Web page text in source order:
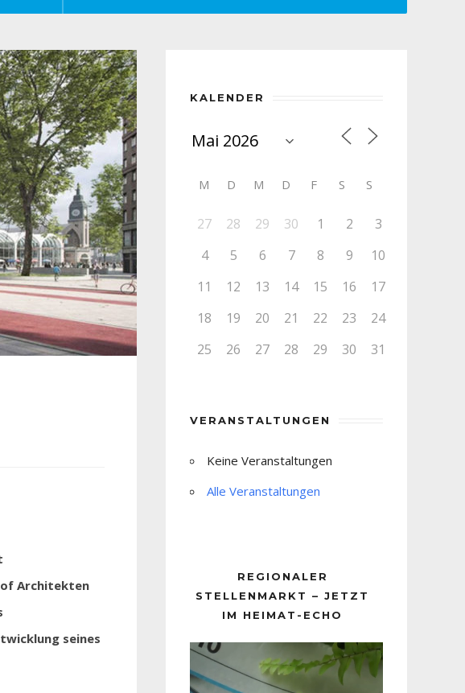
Architekten
seines
KALENDER
M D M D F S S
27 28 29 30 1 2
3
4
5 6 7 8 9
10
11
12 13 14 15 16
17
18
19 20 21 22 23
24
25
26 27 28 29 30 31
VERANSTALTUNGEN
Keine Veranstaltungen
Alle Veranstaltungen
REGIONALER
STELLENMARKT – JETZT
IM HEIMAT-ECHO
Player